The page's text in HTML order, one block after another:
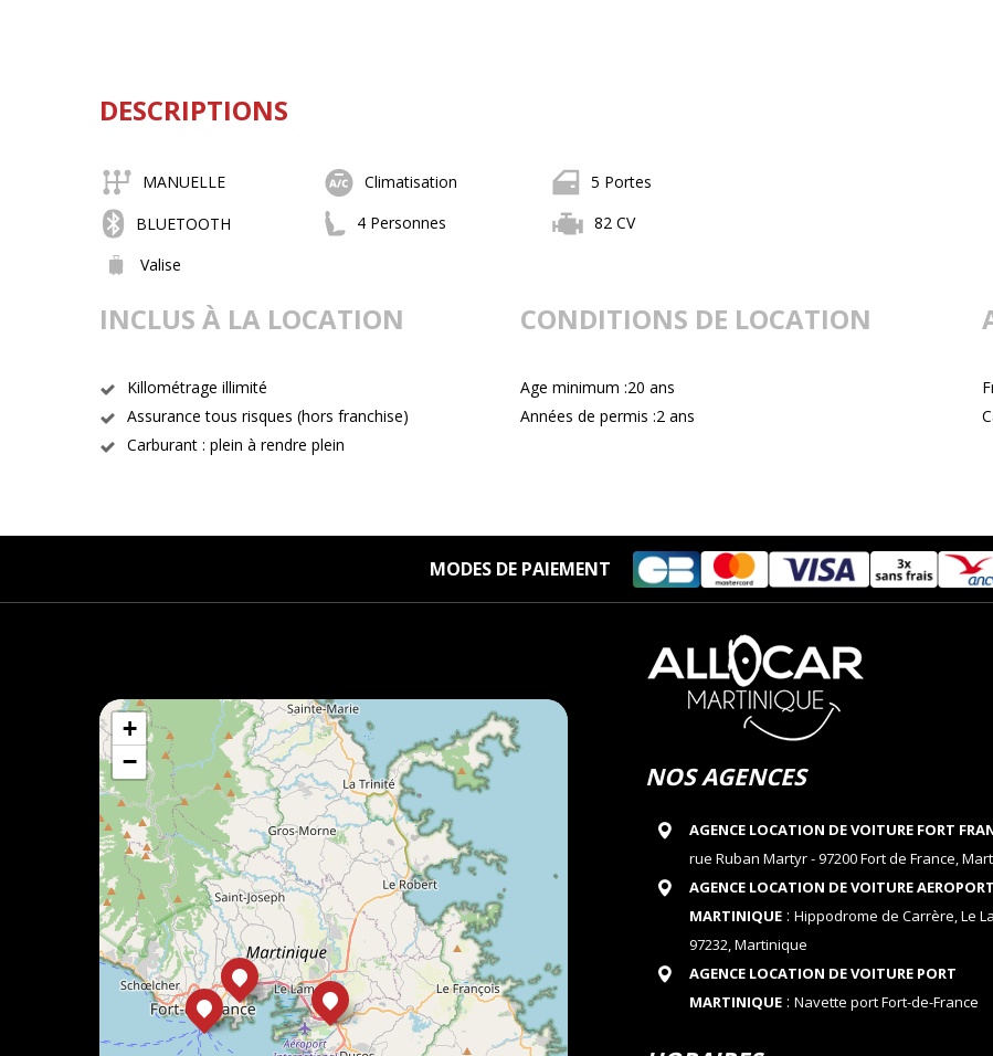
DESCRIPTIONS
MANUELLE Climatisation
5 Portes
BLUETOOTH
4 Personnes
82 CV
Valise
INCLUS À LA LOCATION
Killométrage illimité
Assurance tous risques (hors franchise)
Carburant : plein à rendre plein
CONDITIONS DE LOCATION
Age minimum :20 ans
Années de permis :2 ans
MODES DE PAIEMENT
+
−
NOS AGENCES
AGENCE LOCATION DE VOITURE FORT
rue Ruban Martyr - 97200 Fort de France,
AGENCE LOCATION DE VOITURE AEROPORT
MARTINIQUE: Hippodrome de Carrère, Le
97232, Martinique
AGENCE LOCATION DE VOITURE PORT
MARTINIQUE: Navette port Fort-de-France